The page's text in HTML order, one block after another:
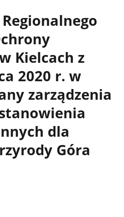
Kielcach z
2020 r. w
zarządzenia
dla
Góra